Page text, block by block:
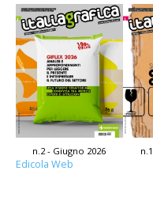
n.2 - Giugno 2026
Edicola Web